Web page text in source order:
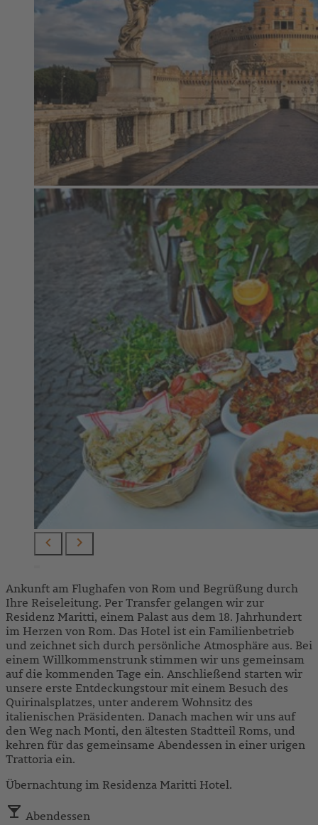
Ankunft am Flughafen von Rom und Begrüßung durch
Ihre Reiseleitung. Per Transfer gelangen wir zur
Residenz Maritti, einem Palast aus dem 18. Jahrhundert
im Herzen von Rom. Das Hotel ist ein Familienbetrieb
und zeichnet sich durch persönliche Atmosphäre aus. Bei
einem Willkommenstrunk stimmen wir uns gemeinsam
auf die kommenden Tage ein. Anschließend starten wir
unsere erste Entdeckungstour mit einem Besuch des
Quirinalsplatzes, unter anderem Wohnsitz des
italienischen Präsidenten. Danach machen wir uns auf
den Weg nach Monti, den ältesten Stadtteil Roms, und
kehren für das gemeinsame Abendessen in einer urigen
Trattoria ein.
Übernachtung im Residenza Maritti Hotel.
Abendessen